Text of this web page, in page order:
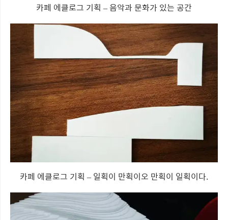
카페 에클로그 기획 – 음악과 문화가 있는 공간
카페 에클로그 기획 – 일획이 만획이오 만획이 일획이다.